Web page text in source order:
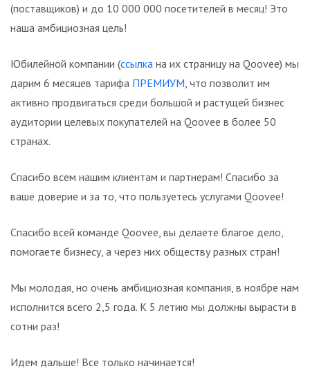
(поставщиков) и до 10 000 000 посетителей в месяц! Это
наша амбициозная цель!
Юбилейной компании (ссылка на их страницу на Qoovee) мы
дарим 6 месяцев тарифа ПРЕМИУМ , что позволит им
активно продвигаться среди большой и растущей бизнес
аудитории целевых покупателей на Qoovee в более 50
странах.
Спасибо всем нашим клиентам и партнерам! Спасибо за
ваше доверие и за то, что пользуетесь услугами Qoovee!
Спасибо всей команде Qoovee, вы делаете благое дело,
помогаете бизнесу, а через них обществу разных стран!
Мы молодая, но очень амбициозная компания, в ноябре нам
исполнится всего 2,5 года. К 5 летию мы должны вырасти в
сотни раз!
Идем дальше! Все только начинается!